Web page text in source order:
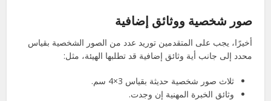
صور شخصية ووثائق إضافية
أخيرًا، يجب على المتقدمين توريد عدد من الصور الشخصية بقياس
محدد إلى جانب أية وثائق إضافية قد تطلبها الهيئة، مثل:
ثلاث صور شخصية حديثة بقياس 3×4 سم.
وثائق الخبرة المهنية إن وجدت.